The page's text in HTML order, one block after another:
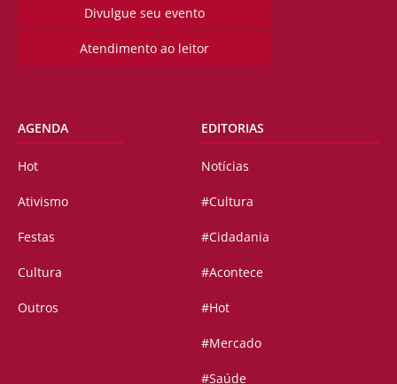
Divulgue seu evento
Atendimento ao leitor
AGENDA
Hot
Ativismo
Festas
Cultura
Outros
EDITORIAS
Notícias
#Cultura
#Cidadania
#Acontece
#Hot
#Mercado
#Saúde